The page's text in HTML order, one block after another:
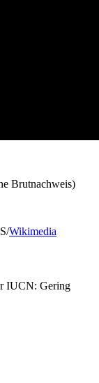
Brutnachweis)
Wikimedia
IUCN: Gering